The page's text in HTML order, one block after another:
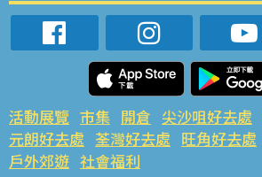
活動展覽 市集 開倉 尖沙咀好去處
元朗好去處 荃灣好去處 旺角好去處
戶外郊遊 社會福利